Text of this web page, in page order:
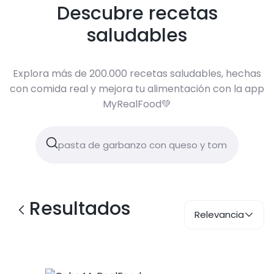
Descubre recetas
saludables
Explora más de 200.000 recetas saludables, hechas
con comida real y mejora tu alimentación con la app
MyRealFood💚
Resultados Relevancia